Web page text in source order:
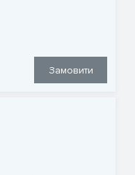
Замовити